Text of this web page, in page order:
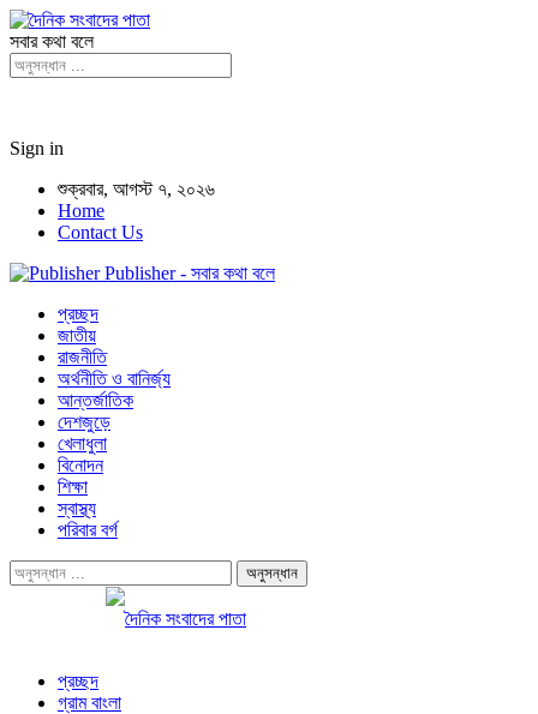
সবার কথা বলে
Sign in
শুক্রবার, আগস্ট ৭, ২০২৬
Home
Contact Us
Publisher - সবার কথা বলে
প্রচ্ছদ
জাতীয়
রাজনীতি
অর্থনীতি ও বানির্জ্য
আন্তর্জাতিক
দেশজুড়ে
খেলাধুলা
বিনোদন
শিক্ষা
স্বাস্থ্য
পরিবার বর্গ
প্রচ্ছদ
গ্রাম বাংলা